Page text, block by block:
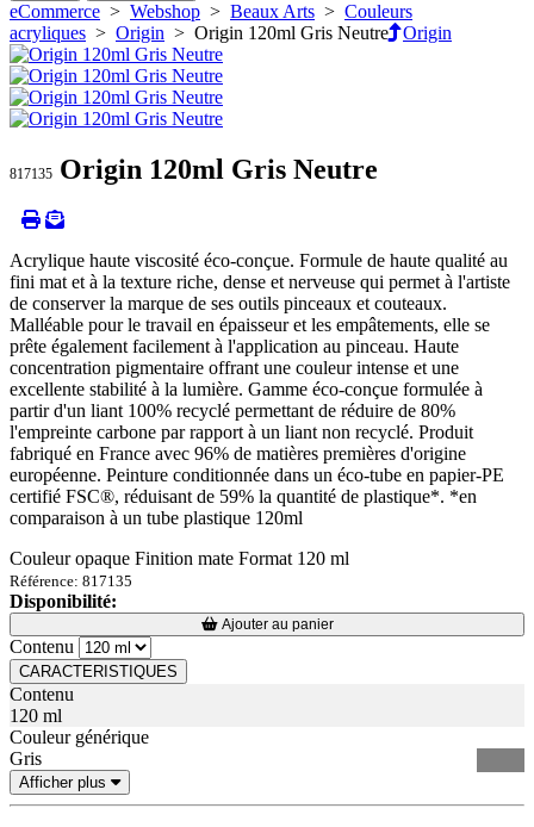
eCommerce > Webshop > Beaux Arts > Couleurs
acryliques > Origin > Origin 120ml Gris Neutre Origin
817135 Origin 120ml Gris Neutre
Acrylique haute viscosité éco-conçue. Formule de haute qualité au
fini mat et à la texture riche, dense et nerveuse qui permet à l'artiste
de conserver la marque de ses outils pinceaux et couteaux.
Malléable pour le travail en épaisseur et les empâtements, elle se
prête également facilement à l'application au pinceau. Haute
concentration pigmentaire offrant une couleur intense et une
excellente stabilité à la lumière. Gamme éco-conçue formulée à
partir d'un liant 100% recyclé permettant de réduire de 80%
l'empreinte carbone par rapport à un liant non recyclé. Produit
fabriqué en France avec 96% de matières premières d'origine
européenne. Peinture conditionnée dans un éco-tube en papier-PE
certifié FSC®, réduisant de 59% la quantité de plastique*. *en
comparaison à un tube plastique 120ml
Couleur opaque Finition mate Format 120 ml
Référence: 817135
Disponibilité:
Loading...
Loading... Ajouter au panier
Contenu
CARACTERISTIQUES
Contenu
120 ml
Couleur générique
Gris
Afficher plus